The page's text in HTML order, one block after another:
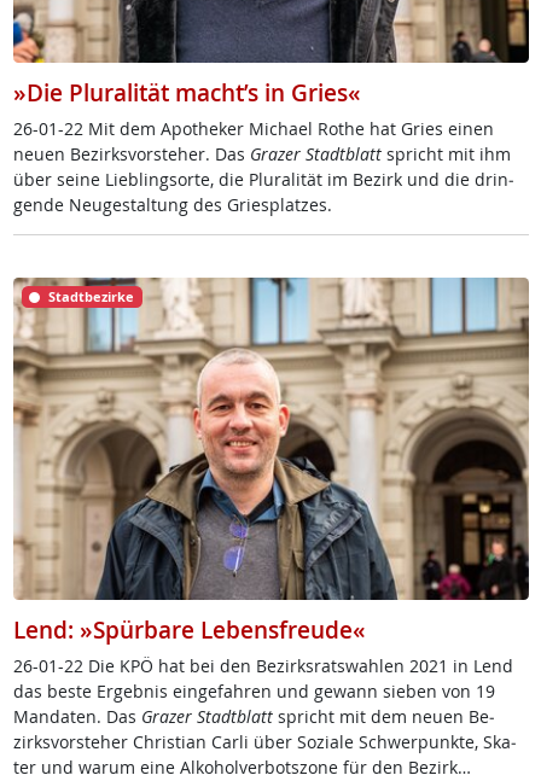
»Die Pluralität macht’s in Gries«
26-01-22 Mit dem Apo­the­ker Mi­cha­el Ro­the hat Gries ei­nen
neu­en Be­zirks­vor­ste­her. Das Gra­zer Stadt­blattspricht mit ihm
über sei­ne Lie­b­ling­s­or­te, die Plu­ra­li­tät im Be­zirk und die drin­
gen­de Neu­ge­stal­tung des Gries­plat­zes.
Stadtbezirke
Lend: »Spürbare Lebensfreude«
26-01-22 Die KPÖ hat bei den Be­zirks­rats­wah­len 2021 in Lend
das bes­te Er­geb­nis ein­ge­fah­ren und ge­wann sie­ben von 19
Man­da­ten. Das Gra­zer Stadt­blattspricht mit dem neu­en Be­
zirks­vor­ste­her Chris­ti­an Car­li über So­zia­le Schwer­punk­te, Ska­
ter und warum ei­ne Al­ko­hol­ver­bots­zo­ne für den Be­zirk…